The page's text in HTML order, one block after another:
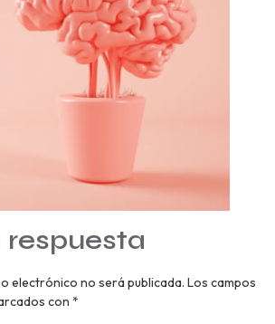
respuesta
electrónico no será publicada. Los campos
con *